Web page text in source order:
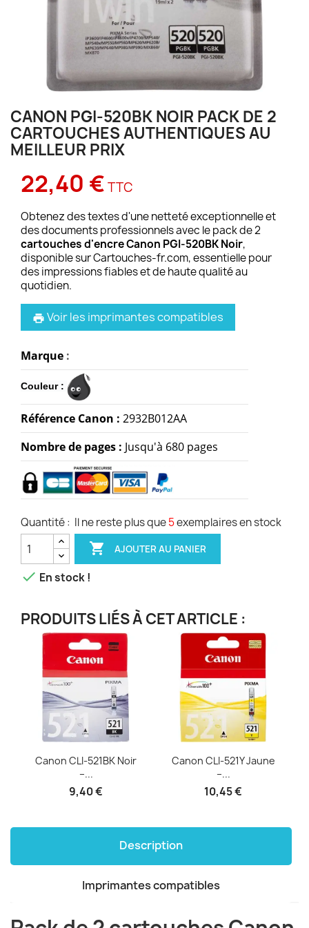
CANON PGI-520BK NOIR PACK DE 2
CARTOUCHES AUTHENTIQUES AU
MEILLEUR PRIX
22,40 € TTC
Obtenez des textes d'une netteté exceptionnelle et
des documents professionnels avec le pack de 2
cartouches d'encre Canon PGI-520BK Noir,
disponible sur Cartouches-fr.com, essentielle pour
des impressions fiables et de haute qualité au
quotidien.
print Voir les imprimantes compatibles
Marque :
Couleur :
Référence Canon : 2932B012AA
Nombre de pages : Jusqu'à 680 pages
Quantité : Il ne reste plus que5exemplaires en stock
 AJOUTER AU PANIER
 En stock !
PRODUITS LIÉS À CET ARTICLE :
Canon CLI-521BK Noir
–...
9,40 €
Canon CLI-521Y Jaune
–...
10,45 €
Description
Imprimantes compatibles